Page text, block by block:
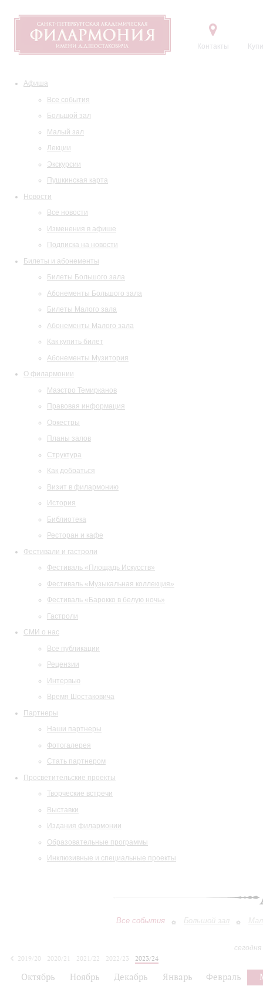
Контакты
Афиша
Все события
Большой зал
Малый зал
Лекции
Экскурсии
Пушкинская карта
Новости
Все новости
Изменения в афише
Подписка на новости
Билеты и абонементы
Билеты Большого зала
Абонементы Большого зала
Билеты Малого зала
Абонементы Малого зала
Как купить билет
Абонементы Музитория
О филармонии
Маэстро Темирканов
Правовая информация
Оркестры
Планы залов
Структура
Как добраться
Визит в филармонию
История
Библиотека
Ресторан и кафе
Фестивали и гастроли
Фестиваль «Площадь Искусств»
Фестиваль «Музыкальная коллекция»
Фестиваль «Барокко в белую ночь»
Гастроли
СМИ о нас
Все публикации
Рецензии
Интервью
Время Шостаковича
Партнеры
Наши партнеры
Фотогалерея
Стать партнером
Просветительские проекты
Творческие встречи
Выставки
Издания филармонии
Образовательные программы
Инклюзивные и специальные проекты
Все события Большой зал
2019/20
2020/21 2021/22 2022/23
2023/24
Октябрь Ноябрь Декабрь Январь Февраль